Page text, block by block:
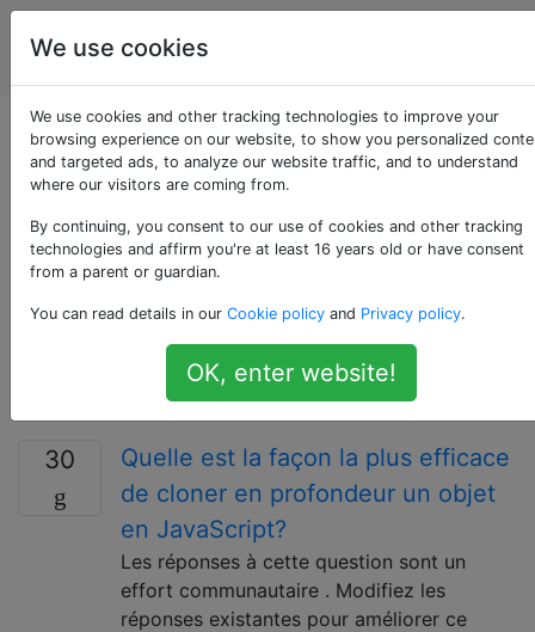
La
programmation
Questions marquées
«object»
Un objet est une entité qui peut être manipulée par
Un objet peut être une valeur, une variable, une
fonction ou une structure de données complexe. Dans
la programmation orientée objet, un objet fait
référence à une instance d'une classe.
30
Quelle est la façon la plus efficace
de cloner en profondeur un objet
en JavaScript?
Les réponses à cette question sont un
effort communautaire . Modifiez les
réponses existantes pour améliorer ce
We use cookies
We use cookies and other tracking technologies to improve your
browsing experience on our website, to show you personalized
and targeted ads, to analyze our website traffic, and to understand
where our visitors are coming from.
By continuing, you consent to our use of cookies and other tracking
technologies and affirm you're at least 16 years old or have consent
from a parent or guardian.
You can read details in our Cookie policy and Privacy policy.
OK, enter website!